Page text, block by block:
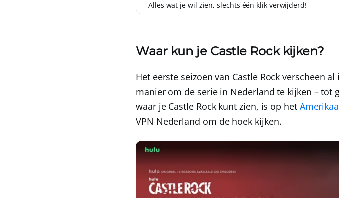
Alles wat je wil zien, slechts één klik verwijderd!
Waar kun je Castle Rock kijken?
Het eerste seizoen van Castle Rock verscheen
manier om de serie in Nederland te kijken – tot
waar je Castle Rock kunt zien, is op het
VPN Nederland om de hoek kijken.